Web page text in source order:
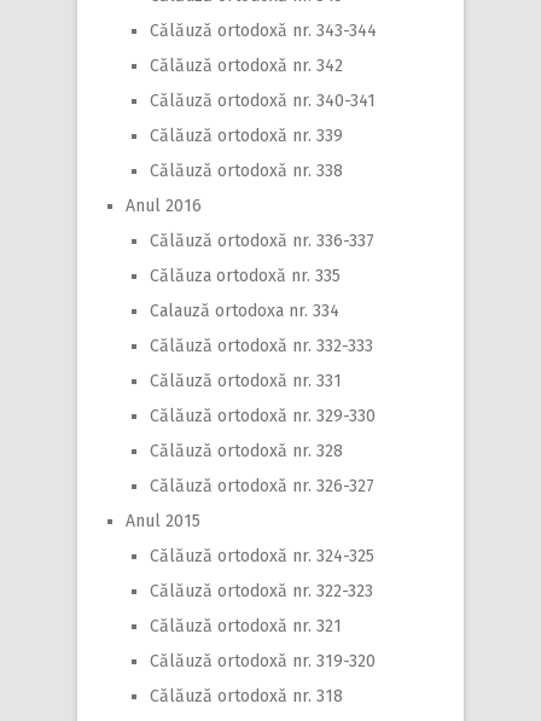
Călăuză ortodoxă nr. 343-344
Călăuză ortodoxă nr. 342
Călăuză ortodoxă nr. 340-341
Călăuză ortodoxă nr. 339
Călăuză ortodoxă nr. 338
Anul 2016
Călăuză ortodoxă nr. 336-337
Călăuza ortodoxă nr. 335
Calauză ortodoxa nr. 334
Călăuză ortodoxă nr. 332-333
Călăuză ortodoxă nr. 331
Călăuză ortodoxă nr. 329-330
Călăuză ortodoxă nr. 328
Călăuză ortodoxă nr. 326-327
Anul 2015
Călăuză ortodoxă nr. 324-325
Călăuză ortodoxă nr. 322-323
Călăuză ortodoxă nr. 321
Călăuză ortodoxă nr. 319-320
Călăuză ortodoxă nr. 318